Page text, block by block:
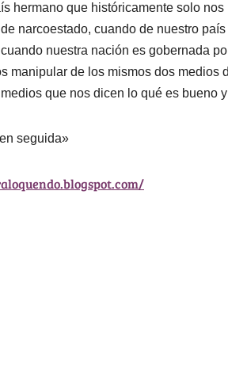
hermano que históricamente solo nos
narcoestado, cuando de nuestro
nuestra nación es gobernada
manipular de los mismos dos medios
que nos dicen lo qué es bueno
seguida»